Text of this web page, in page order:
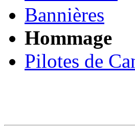
Bannières
Hommage
Pilotes de